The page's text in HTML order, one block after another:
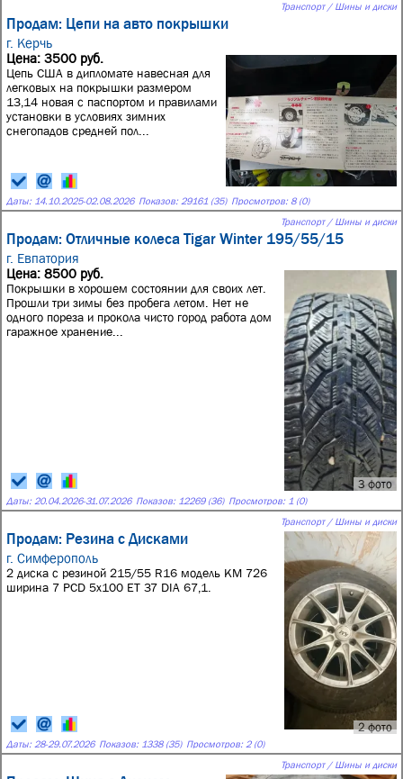
Транспорт / Шины и диски
Продам: Цепи на авто покрышки
г. Керчь
Цена: 3500 руб.
Цепь США в дипломате навесная для
легковых на покрышки размером
13,14 новая с паспортом и правилами
установки в условиях зимних
снегопадов средней пол...
Даты: 14.10.2025-02.08.2026 Показов: 29161 (35) Просмотров: 8 (0)
Транспорт / Шины и диски
Продам: Отличные колеса Tigar Winter 195/55/15
г. Евпатория
3 фото
Цена: 8500 руб.
Покрышки в хорошем состоянии для своих лет.
Прошли три зимы без пробега летом. Нет не
одного пореза и прокола чисто город работа дом
гаражное хранение...
Даты: 20.04.2026-31.07.2026 Показов: 12269 (36) Просмотров: 1 (0)
Транспорт / Шины и диски
Продам: Резина с Дисками
г. Симферополь
2 фото
2 диска с резиной 215/55 R16 модель KM 726
ширина 7 PCD 5x100 ET 37 DIA 67,1.
Даты: 28-29.07.2026 Показов: 1338 (35) Просмотров: 2 (0)
Транспорт / Шины и диски